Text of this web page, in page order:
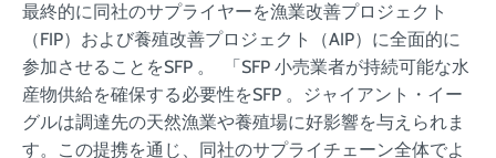
最終的に同社のサプライヤーを漁業改善プロジェクト
（FIP）および養殖改善プロジェクト（AIP）に全面的に
参加させることをSFP 。 「SFP 小売業者が持続可能な水
産物供給を確保する必要性をSFP 。ジャイアント・イー
グルは調達先の天然漁業や養殖場に好影響を与えられま
す。この提携を通じ、同社のサプライチェーン全体でよ